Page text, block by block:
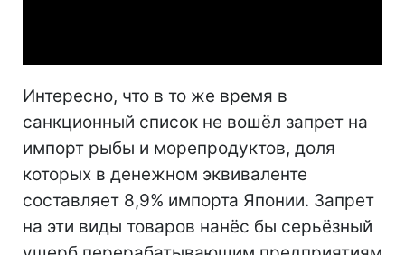
Интересно, что в то же время в
санкционный список не вошёл запрет на
импорт рыбы и морепродуктов, доля
которых в денежном эквиваленте
составляет 8,9% импорта Японии. Запрет
на эти виды товаров нанёс бы серьёзный